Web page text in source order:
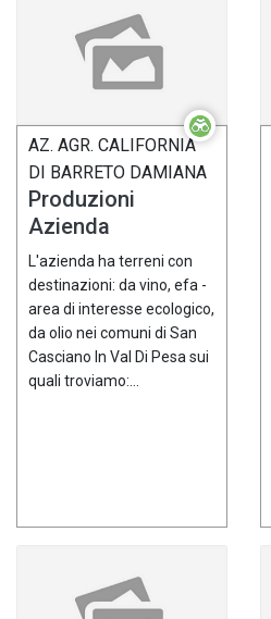
AZ. AGR. CALIFORNIA
DI BARRETO DAMIANA
Produzioni
Azienda
L'azienda ha terreni con
destinazioni: da vino, efa -
area di interesse ecologico,
da olio nei comuni di San
Casciano In Val Di Pesa sui
quali troviamo:...